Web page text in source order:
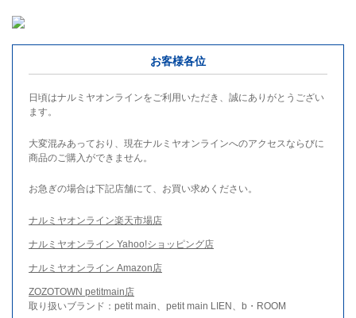
お客様各位
日頃はナルミヤオンラインをご利用いただき、誠にありがとうござい
ます。
大変混みあっており、現在ナルミヤオンラインへのアクセスならびに
商品のご購入ができません。
お急ぎの場合は下記店舗にて、お買い求めください。
ナルミヤオンライン楽天市場店
ナルミヤオンライン Yahoo!ショッピング店
ナルミヤオンライン Amazon店
ZOZOTOWN petitmain店
取り扱いブランド：petit main、petit main LIEN、b・ROOM